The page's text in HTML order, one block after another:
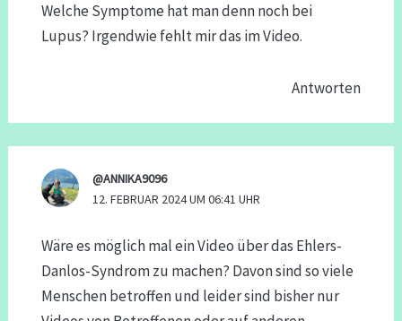
Welche Symptome hat man denn noch bei
Lupus? Irgendwie fehlt mir das im Video.
Antworten
@ANNIKA9096
12. FEBRUAR 2024 UM 06:41 UHR
Wäre es möglich mal ein Video über das Ehlers-
Danlos-Syndrom zu machen? Davon sind so viele
Menschen betroffen und leider sind bisher nur